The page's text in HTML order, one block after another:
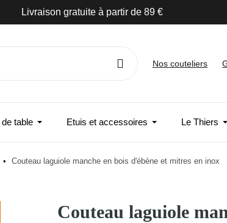
de 89 €
Nos couteliers
table Etuis et accessoires Le Thiers
Couteau laguiole manche en bois d'ébène et mitres en inox
Couteau laguiole